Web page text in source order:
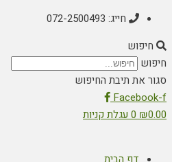
חייג: 072-2500493
החיפוש
עגלת קניות